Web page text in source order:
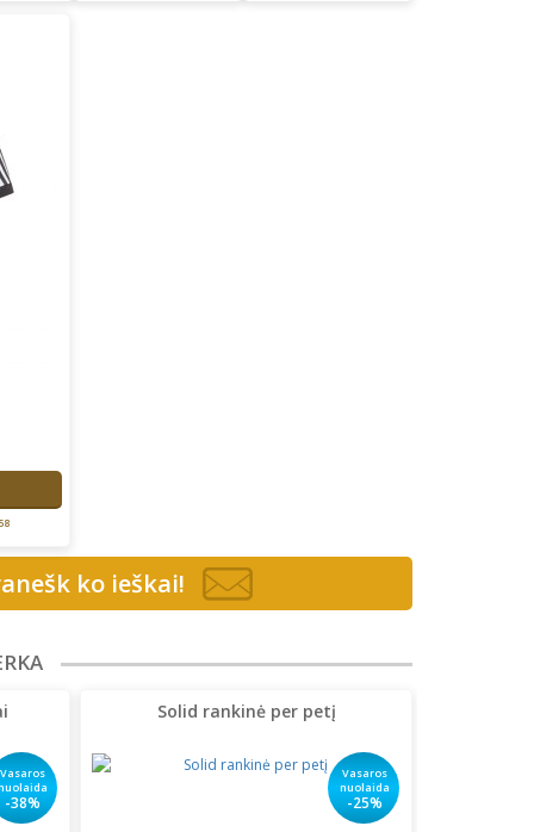
58
ko ieškai!
Vasaros
-38%
Solid rankinė per petį
Vasaros
nuolaida
-25%